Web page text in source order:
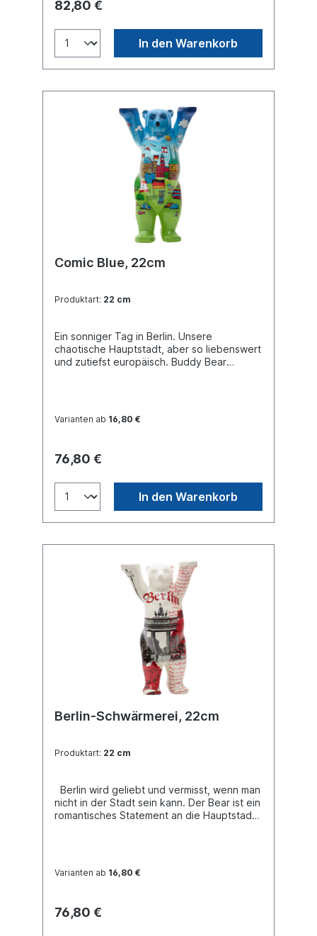
82,80 €
In den Warenkorb
Comic Blue, 22cm
Produktart: 22 cm
Ein sonniger Tag in Berlin. Unsere
chaotische Hauptstadt, aber so liebenswert
und zutiefst europäisch. Buddy Bear
Varianten ab 16,80 €
76,80 €
In den Warenkorb
Berlin-Schwärmerei, 22cm
Produktart: 22 cm
Berlin wird geliebt und vermisst, wenn man
nicht in der Stadt sein kann. Der Bear ist ein
romantisches Statement an die Hauptstadt,
transportsicherer Einlage verpackt. Material
Varianten ab 16,80 €
76,80 €